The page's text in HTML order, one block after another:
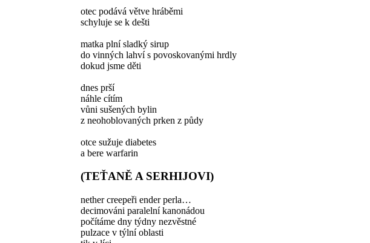
otec podává větve hráběmi
schyluje se k dešti
matka plní sladký sirup
do vinných lahví s povoskovanými hrdly
dokud jsme děti
dnes prší
náhle cítím
vůni sušených bylin
z neohoblovaných prken z půdy
otce sužuje diabetes
a bere warfarin
(TEŤANĚ A SERHIJOVI)
nether creepeři ender perla…
decimováni paralelní kanonádou
počítáme dny týdny nezvěstné
pulzace v týlní oblasti